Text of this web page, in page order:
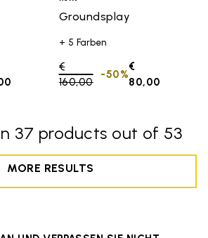
Groundsplay
+ 5 Farben
Price reduced from
€
160,00to
€
80,00
-50%
37 products out of 53
MORE RESULTS